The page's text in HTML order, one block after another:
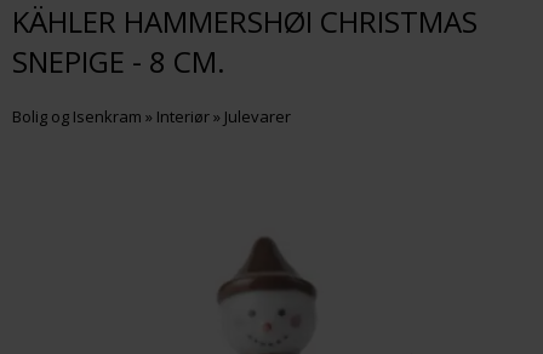
KÄHLER HAMMERSHØI CHRISTMAS
SNEPIGE - 8 CM.
Bolig og Isenkram » Interiør» Julevarer